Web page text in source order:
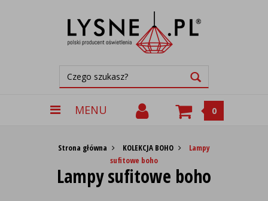
MENU 0
Strona główna KOLEKCJA BOHO
Lampy
sufitowe boho
Lampy sufitowe boho